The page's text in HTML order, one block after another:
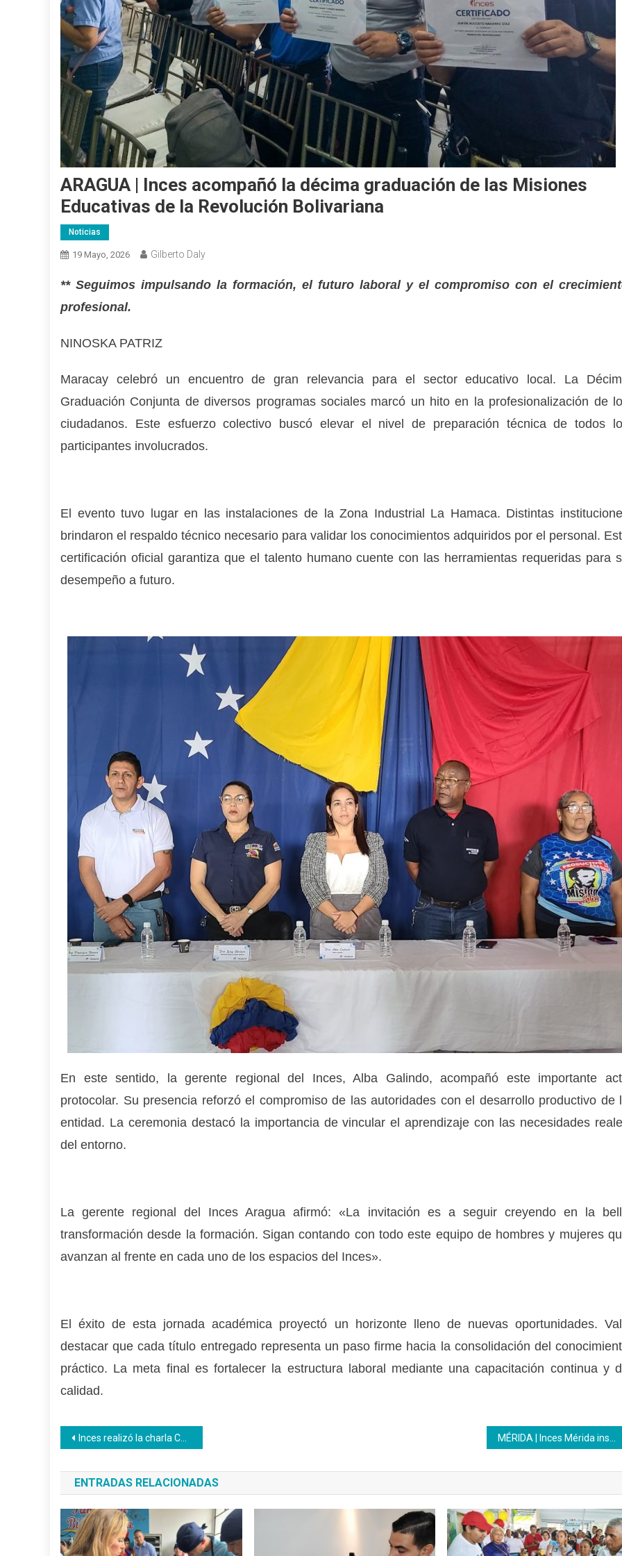
ARAGUA | Inces acompañó la décima graduación de las Misiones
Educativas de la Revolución Bolivariana
Noticias
19 Mayo, 2026 Gilberto Daly
** Seguimos impulsando la formación, el futuro laboral y el compromiso con el
profesional.
NINOSKA PATRIZ
Maracay celebró un encuentro de gran relevancia para el sector educativo local. La
Graduación Conjunta de diversos programas sociales marcó un hito en la profesionalización de
ciudadanos. Este esfuerzo colectivo buscó elevar el nivel de preparación técnica de todos
participantes involucrados.
El evento tuvo lugar en las instalaciones de la Zona Industrial La Hamaca. Distintas
brindaron el respaldo técnico necesario para validar los conocimientos adquiridos por el personal.
certificación oficial garantiza que el talento humano cuente con las herramientas requeridas para
desempeño a futuro.
En este sentido, la gerente regional del Inces, Alba Galindo, acompañó este importante
protocolar. Su presencia reforzó el compromiso de las autoridades con el desarrollo productivo de
entidad. La ceremonia destacó la importancia de vincular el aprendizaje con las necesidades
del entorno.
La gerente regional del Inces Aragua afirmó: «La invitación es a seguir creyendo en la
transformación desde la formación. Sigan contando con todo este equipo de hombres y mujeres
avanzan al frente en cada uno de los espacios del Inces».
El éxito de esta jornada académica proyectó un horizonte lleno de nuevas oportunidades.
destacar que cada título entregado representa un paso firme hacia la consolidación del
práctico. La meta final es fortalecer la estructura laboral mediante una capacitación continua y
calidad.
Navegación
de
entradas
Inces realizó la charla Construir para vivir: Casas saludables, hábitat sano
ENTRADAS RELACIONADAS